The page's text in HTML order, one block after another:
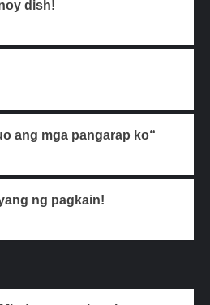
dish!
ang mga pangarap ko“
ng pagkain!